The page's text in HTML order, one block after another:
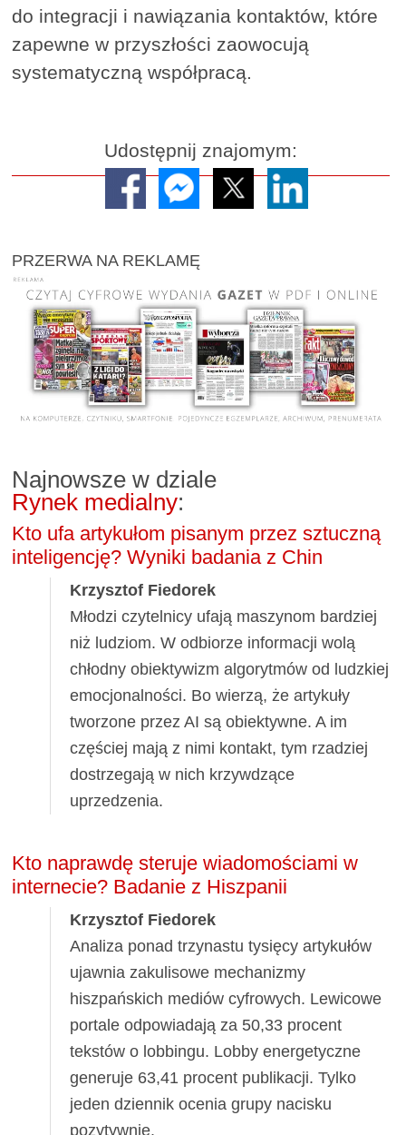
do integracji i nawiązania kontaktów, które
zapewne w przyszłości zaowocują
systematyczną współpracą.
Udostępnij znajomym:
PRZERWA NA REKLAMĘ
Najnowsze w dziale
Rynek medialny:
Kto ufa artykułom pisanym przez sztuczną
inteligencję? Wyniki badania z Chin
Krzysztof Fiedorek
Młodzi czytelnicy ufają maszynom bardziej
niż ludziom. W odbiorze informacji wolą
chłodny obiektywizm algorytmów od ludzkiej
emocjonalności. Bo wierzą, że artykuły
tworzone przez AI są obiektywne. A im
częściej mają z nimi kontakt, tym rzadziej
dostrzegają w nich krzywdzące
uprzedzenia.
Kto naprawdę steruje wiadomościami w
internecie? Badanie z Hiszpanii
Krzysztof Fiedorek
Analiza ponad trzynastu tysięcy artykułów
ujawnia zakulisowe mechanizmy
hiszpańskich mediów cyfrowych. Lewicowe
portale odpowiadają za 50,33 procent
tekstów o lobbingu. Lobby energetyczne
generuje 63,41 procent publikacji. Tylko
jeden dziennik ocenia grupy nacisku
pozytywnie.